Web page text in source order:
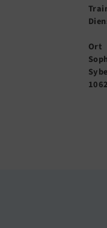
Ort